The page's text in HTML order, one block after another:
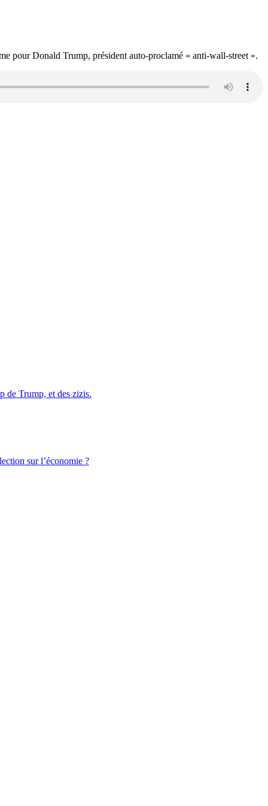
pour Donald Trump, président auto-proclamé « anti-wall-street ».
de Trump, et des zizis.
sur l’économie ?